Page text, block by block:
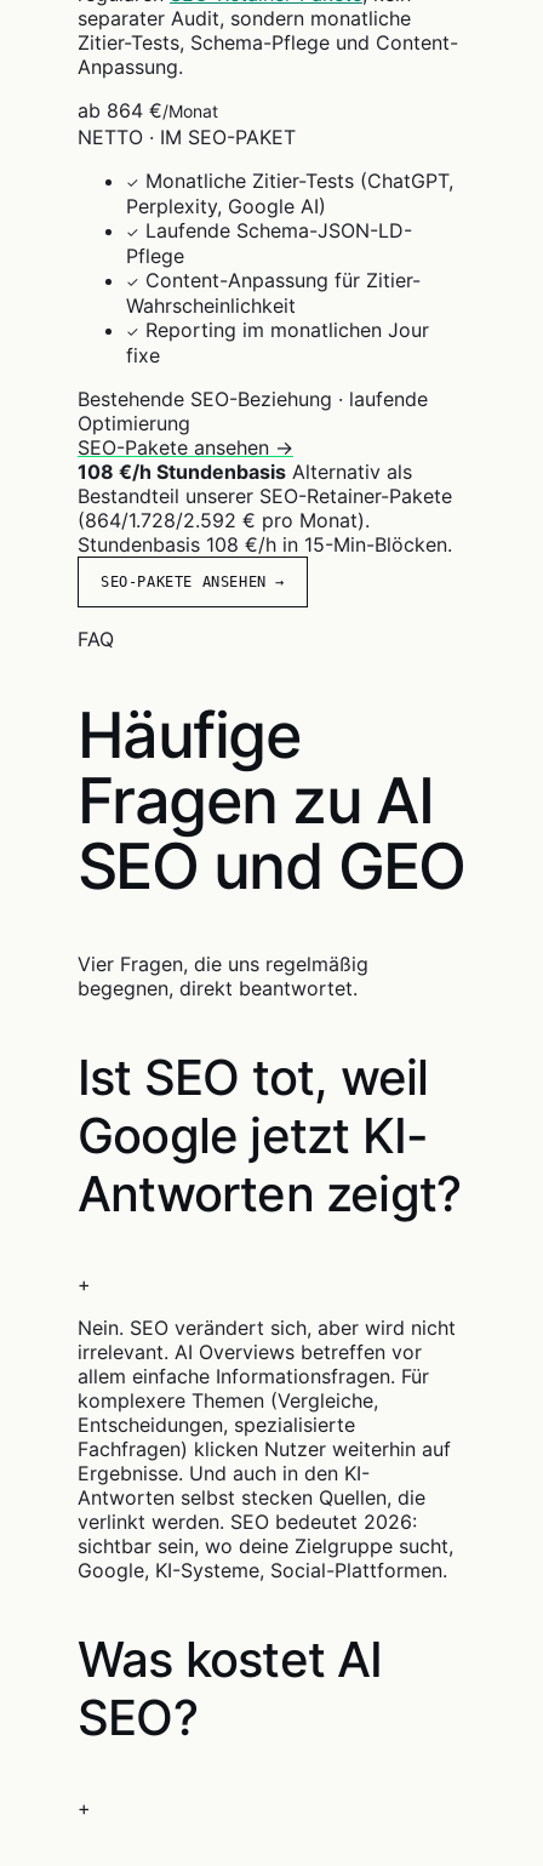
separater Audit, sondern monatliche
Zitier-Tests, Schema-Pflege und Content-
Anpassung.
ab 864 €/Monat
NETTO · IM SEO-PAKET
✓ Monatliche Zitier-Tests (ChatGPT,
Perplexity, Google AI)
✓ Laufende Schema-JSON-LD-
Pflege
✓ Content-Anpassung für Zitier-
Wahrscheinlichkeit
✓ Reporting im monatlichen Jour
fixe
Bestehende SEO-Beziehung · laufende
Optimierung
SEO-Pakete ansehen →
108 €/h Stundenbasis Alternativ als
Bestandteil unserer SEO-Retainer-Pakete
(864/1.728/2.592 € pro Monat).
Stundenbasis 108 €/h in 15-Min-Blöcken.
SEO-PAKETE ANSEHEN →
FAQ
Häufige
Fragen zu AI
SEO und GEO
Vier Fragen, die uns regelmäßig
begegnen, direkt beantwortet.
Ist SEO tot, weil
Google jetzt KI-
Antworten zeigt?
+
Nein. SEO verändert sich, aber wird nicht
irrelevant. AI Overviews betreffen vor
allem einfache Informationsfragen. Für
komplexere Themen (Vergleiche,
Entscheidungen, spezialisierte
Fachfragen) klicken Nutzer weiterhin auf
Ergebnisse. Und auch in den KI-
Antworten selbst stecken Quellen, die
verlinkt werden. SEO bedeutet 2026:
sichtbar sein, wo deine Zielgruppe sucht,
Google, KI-Systeme, Social-Plattformen.
Was kostet AI
SEO?
+